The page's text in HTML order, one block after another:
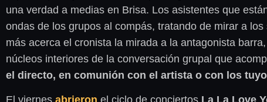
una verdad a medias en Brisa. Los asistentes que
ondas de los grupos al compás, tratando de mirar a
más acerca el cronista la mirada a la antagonista
núcleos interiores de la conversación grupal que
el directo, en comunión con el artista o con los